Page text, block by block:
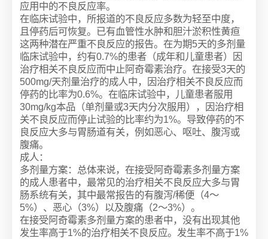
应用中的不良反应率。
在临床试验中，所报道的不良反应多数为轻至中度，
且停药后可恢复。已有血管性水肿和胆汁淤积性黄疸
这两种潜在严重不良反应的报告。在为期5天的多剂量
临床试验中，约有0.7%的患者（成年和儿童患者）因
治疗相关不良反应而中止阿奇霉素治疗。在接受3天的
500mg/天剂量治疗的成人中，因治疗相关不良反应而
停药的比率为0.6%。在临床试验中，儿童患者服用
30mg/kg本品（单剂量或3天内分次服用），因治疗相
关不良反应而停止试验的比率约为1%。导致停药的不
良反应大多与胃肠道有关，例如恶心、呕吐、腹泻或
腹痛。
成人：
多剂量方案：总体来说，在接受阿奇霉素多剂量方案
的成人患者中，最常见的治疗相关不良反应大多与胃
肠系统有关，其中最常报告的有腹泻/稀便（4～
5%）、恶心（3%）以及腹痛（2～3%）。
在接受阿奇霉素多剂量方案的患者中，没有出现其他
发生率高于1%的治疗相关不良反应。发生率不高于1%